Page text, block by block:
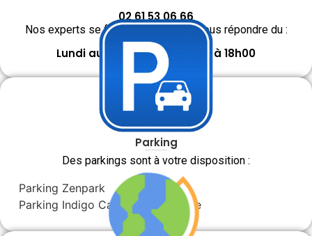
02 61 53 06 66
Nos experts se feront un plaisir de vous répondre du :
Lundi au Vendredi de 09h30 à 18h00
Parking
Des parkings sont à votre disposition :
Parking Zenpark
Parking Indigo Caen Hôtel De Ville